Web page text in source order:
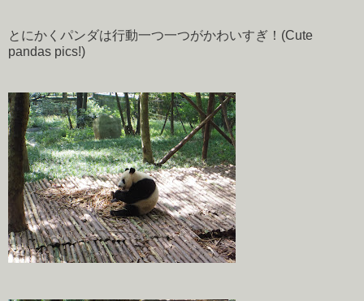
とにかくパンダは行動一つ一つがかわいすぎ！(Cute
pandas pics!)